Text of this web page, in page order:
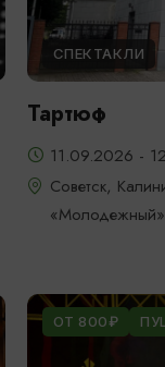
СПЕКТАКЛИ
Тартюф
11.09.2026 -
Советск,
«Молодежный»
ОТ 800₽